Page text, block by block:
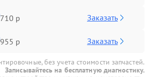
710 р Заказать
955 р Заказать
без учета стоимости запчастей.
Записывайтесь на бесплатную диагностику.